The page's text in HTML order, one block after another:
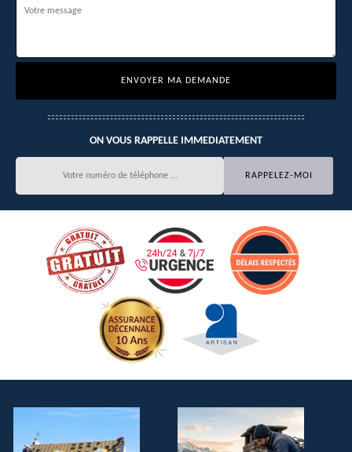
ON VOUS RAPPELLE IMMEDIATEMENT